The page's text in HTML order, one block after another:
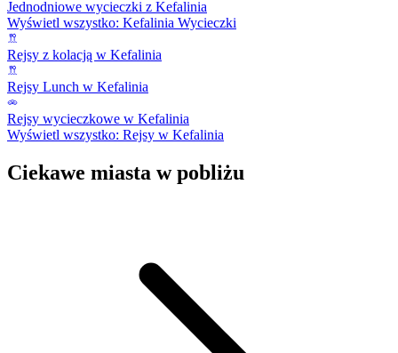
Jednodniowe wycieczki z Kefalinia
Wyświetl wszystko: Kefalinia Wycieczki
Rejsy z kolacją w Kefalinia
Rejsy Lunch w Kefalinia
Rejsy wycieczkowe w Kefalinia
Wyświetl wszystko: Rejsy w Kefalinia
Ciekawe miasta w pobliżu